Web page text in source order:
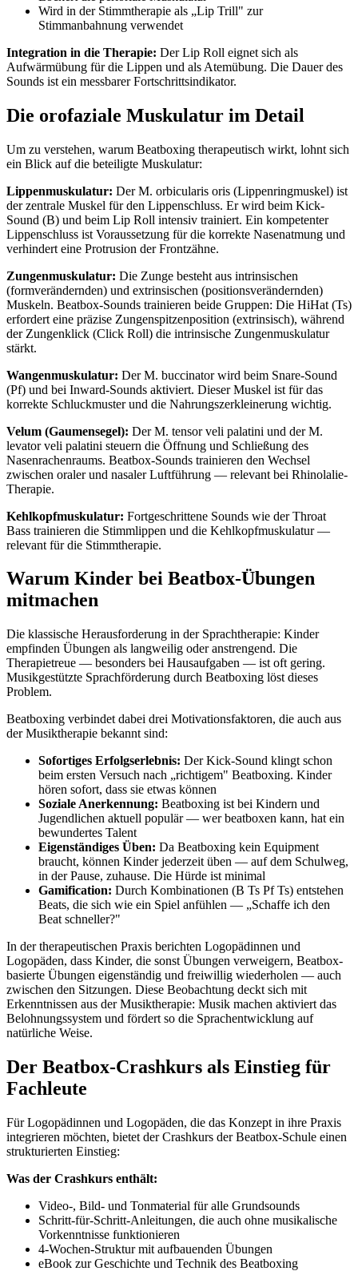
Wird in der Stimmtherapie als „Lip Trill" zur
Stimmanbahnung verwendet
Integration in die Therapie: Der Lip Roll eignet sich als
Aufwärmübung für die Lippen und als Atemübung. Die Dauer des
Sounds ist ein messbarer Fortschrittsindikator.
Die orofaziale Muskulatur im Detail
Um zu verstehen, warum Beatboxing therapeutisch wirkt, lohnt sich
ein Blick auf die beteiligte Muskulatur:
Lippenmuskulatur: Der M. orbicularis oris (Lippenringmuskel) ist
der zentrale Muskel für den Lippenschluss. Er wird beim Kick-
Sound (B) und beim Lip Roll intensiv trainiert. Ein kompetenter
Lippenschluss ist Voraussetzung für die korrekte Nasenatmung und
verhindert eine Protrusion der Frontzähne.
Zungenmuskulatur: Die Zunge besteht aus intrinsischen
(formverändernden) und extrinsischen (positionsverändernden)
Muskeln. Beatbox-Sounds trainieren beide Gruppen: Die HiHat (Ts)
erfordert eine präzise Zungenspitzenposition (extrinsisch), während
der Zungenklick (Click Roll) die intrinsische Zungenmuskulatur
stärkt.
Wangenmuskulatur: Der M. buccinator wird beim Snare-Sound
(Pf) und bei Inward-Sounds aktiviert. Dieser Muskel ist für das
korrekte Schluckmuster und die Nahrungszerkleinerung wichtig.
Velum (Gaumensegel): Der M. tensor veli palatini und der M.
levator veli palatini steuern die Öffnung und Schließung des
Nasenrachenraums. Beatbox-Sounds trainieren den Wechsel
zwischen oraler und nasaler Luftführung — relevant bei Rhinolalie-
Therapie.
Kehlkopfmuskulatur: Fortgeschrittene Sounds wie der Throat
Bass trainieren die Stimmlippen und die Kehlkopfmuskulatur —
relevant für die Stimmtherapie.
Warum Kinder bei Beatbox-Übungen
mitmachen
Die klassische Herausforderung in der Sprachtherapie: Kinder
empfinden Übungen als langweilig oder anstrengend. Die
Therapietreue — besonders bei Hausaufgaben — ist oft gering.
Musikgestützte Sprachförderung durch Beatboxing löst dieses
Problem.
Beatboxing verbindet dabei drei Motivationsfaktoren, die auch aus
der Musiktherapie bekannt sind:
Sofortiges Erfolgserlebnis: Der Kick-Sound klingt schon
beim ersten Versuch nach „richtigem" Beatboxing. Kinder
hören sofort, dass sie etwas können
Soziale Anerkennung: Beatboxing ist bei Kindern und
Jugendlichen aktuell populär — wer beatboxen kann, hat ein
bewundertes Talent
Eigenständiges Üben: Da Beatboxing kein Equipment
braucht, können Kinder jederzeit üben — auf dem Schulweg,
in der Pause, zuhause. Die Hürde ist minimal
Gamification: Durch Kombinationen (B Ts Pf Ts) entstehen
Beats, die sich wie ein Spiel anfühlen — „Schaffe ich den
Beat schneller?"
In der therapeutischen Praxis berichten Logopädinnen und
Logopäden, dass Kinder, die sonst Übungen verweigern, Beatbox-
basierte Übungen eigenständig und freiwillig wiederholen — auch
zwischen den Sitzungen. Diese Beobachtung deckt sich mit
Erkenntnissen aus der Musiktherapie: Musik machen aktiviert das
Belohnungssystem und fördert so die Sprachentwicklung auf
natürliche Weise.
Der Beatbox-Crashkurs als Einstieg für
Fachleute
Für Logopädinnen und Logopäden, die das Konzept in ihre Praxis
integrieren möchten, bietet der Crashkurs der Beatbox-Schule einen
strukturierten Einstieg:
Was der Crashkurs enthält:
Video-, Bild- und Tonmaterial für alle Grundsounds
Schritt-für-Schritt-Anleitungen, die auch ohne musikalische
Vorkenntnisse funktionieren
4-Wochen-Struktur mit aufbauenden Übungen
eBook zur Geschichte und Technik des Beatboxing